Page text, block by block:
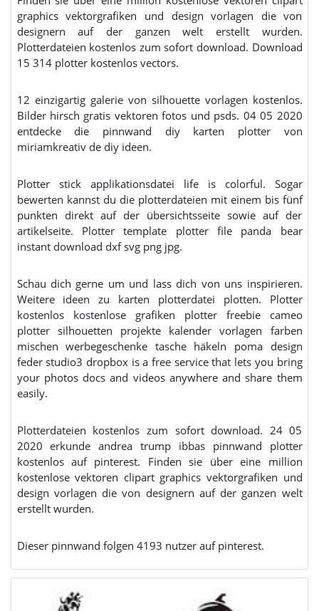
graphics vektorgrafiken und design vorlagen die von
designern auf der ganzen welt erstellt wurden.
Plotterdateien kostenlos zum sofort download. Download
15 314 plotter kostenlos vectors.
12 einzigartig galerie von silhouette vorlagen kostenlos.
Bilder hirsch gratis vektoren fotos und psds. 04 05 2020
entdecke die pinnwand diy karten plotter von
miriamkreativ de diy ideen.
Plotter stick applikationsdatei life is colorful. Sogar
bewerten kannst du die plotterdateien mit einem bis fünf
punkten direkt auf der übersichtsseite sowie auf der
artikelseite. Plotter template plotter file panda bear
instant download dxf svg png jpg.
Schau dich gerne um und lass dich von uns inspirieren.
Weitere ideen zu karten plotterdatei plotten. Plotter
kostenlos kostenlose grafiken plotter freebie cameo
plotter silhouetten projekte kalender vorlagen farben
mischen werbegeschenke tasche häkeln poma design
feder studio3 dropbox is a free service that lets you bring
your photos docs and videos anywhere and share them
easily.
Plotterdateien kostenlos zum sofort download. 24 05
2020 erkunde andrea trump ibbas pinnwand plotter
kostenlos auf pinterest. Finden sie über eine million
kostenlose vektoren clipart graphics vektorgrafiken und
design vorlagen die von designern auf der ganzen welt
erstellt wurden.
Dieser pinnwand folgen 4193 nutzer auf pinterest.